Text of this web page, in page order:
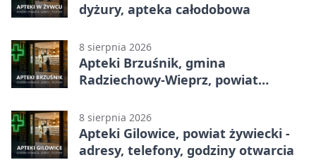
dyżury, apteka całodobowa
8 sierpnia 2026
Apteki Brzuśnik, gmina
Radziechowy-Wieprz, powiat
otwarcia
8 sierpnia 2026
Apteki Gilowice, powiat żywiecki -
adresy, telefony, godziny otwarcia